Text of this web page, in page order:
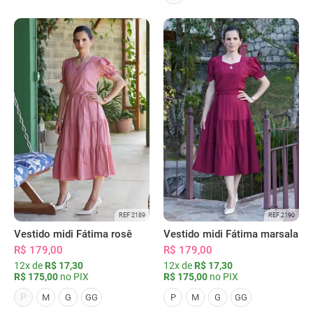
REF 2189
Vestido midi Fátima rosê
R$ 179,00
12x de R$ 17,30
R$ 175,00 no PIX
P
M G GG
REF 2190
Vestido midi Fátima marsala
R$ 179,00
12x de R$ 17,30
R$ 175,00 no PIX
P M G GG